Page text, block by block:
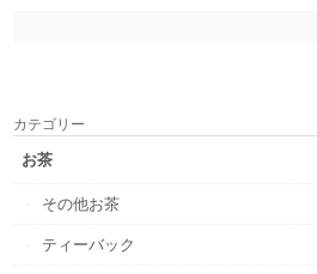
カテゴリー
お茶
その他お茶
ティーバック